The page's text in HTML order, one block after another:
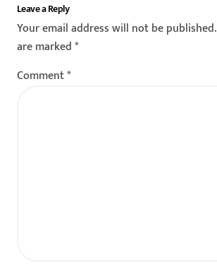
Leave a Reply
Your email address will not be published.
are marked*
Comment*